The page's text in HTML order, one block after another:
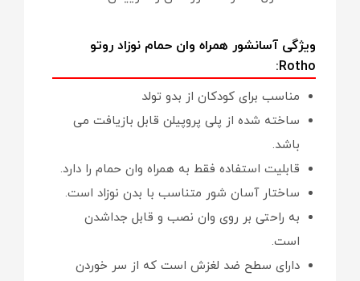
ویژگی آسانشور همراه وان حمام نوزاد روتو
Rotho:
مناسب برای کودکان از بدو تولد
ساخته شده از پلی پروپیلن قابل بازیافت می
باشد.
قابلیت استفاده فقط به همراه وان حمام را دارد.
ساختار آسان شور متناسب با بدن نوزاد است.
به راحتی بر روی وان نصب و قابل جداشدن
است.
دارای سطح ضد لغزش است که از سر خوردن